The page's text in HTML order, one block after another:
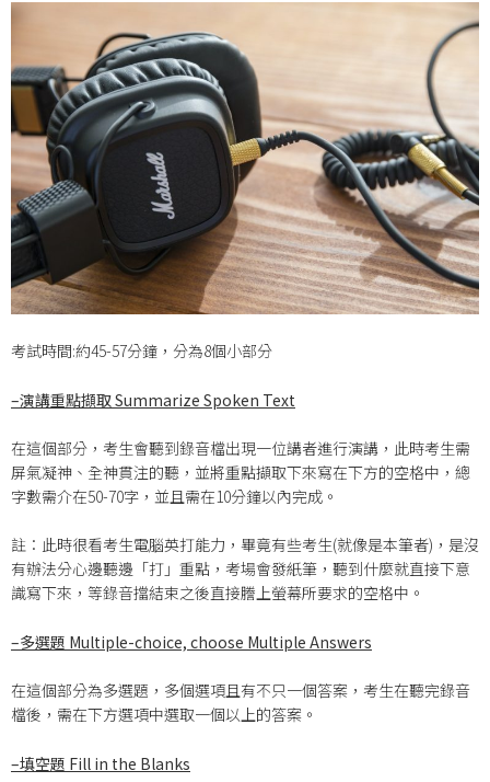
考試時間:約45-57分鐘，分為8個小部分
–演講重點擷取 Summarize Spoken Text
在這個部分，考生會聽到錄音檔出現一位講者進行演講，此時考生需
屏氣凝神、全神貫注的聽，並將重點擷取下來寫在下方的空格中，總
字數需介在50-70字，並且需在10分鐘以內完成。
註：此時很看考生電腦英打能力，畢竟有些考生(就像是本筆者)，是沒
有辦法分心邊聽邊「打」重點，考場會發紙筆，聽到什麼就直接下意
識寫下來，等錄音擋結束之後直接謄上螢幕所要求的空格中。
–多選題 Multiple-choice, choose Multiple Answers
在這個部分為多選題，多個選項且有不只一個答案，考生在聽完錄音
檔後，需在下方選項中選取一個以上的答案。
–填空題 Fill in the Blanks